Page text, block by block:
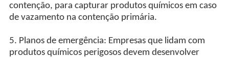
contenção, para capturar produtos químicos em caso
de vazamento na contenção primária.
5. Planos de emergência: Empresas que lidam com
produtos químicos perigosos devem desenvolver